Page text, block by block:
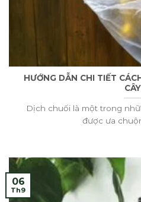
HƯỚNG DẪN CHI TIẾT
CÂY
Dịch chuối là một trong
được ưa
06
Th9